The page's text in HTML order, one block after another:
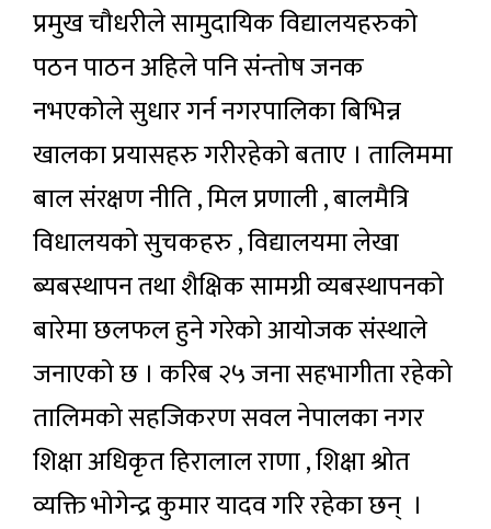
प्रमुख चौधरीले सामुदायिक विद्यालयहरुको
पठन पाठन अहिले पनि संन्तोष जनक
नभएकोले सुधार गर्न नगरपालिका बिभिन्न
खालका प्रयासहरु गरीरहेको बताए । तालिममा
बाल संरक्षण नीति , मिल प्रणाली , बालमैत्रि
विधालयको सुचकहरु , विद्यालयमा लेखा
ब्यबस्थापन तथा शैक्षिक सामग्री व्यबस्थापनको
बारेमा छलफल हुने गरेको आयोजक संस्थाले
जनाएको छ । करिब २५ जना सहभागीता रहेको
तालिमको सहजिकरण सवल नेपालका नगर
शिक्षा अधिकृत हिरालाल राणा , शिक्षा श्रोत
व्यक्ति भोगेन्द्र कुमार यादव गरि रहेका छन् ।